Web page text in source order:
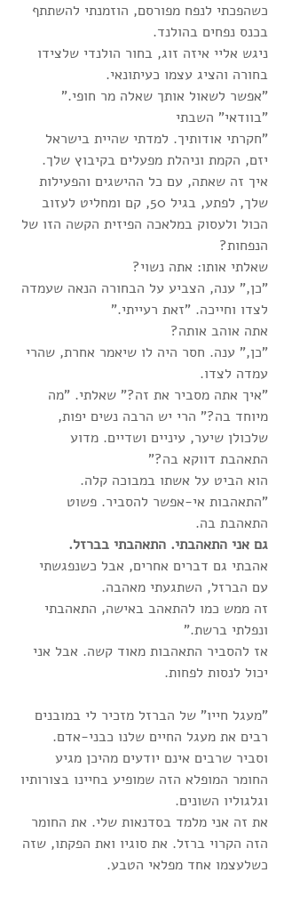
כשהפכתי לנפח מפורסם, הוזמנתי להשתתף
בכנס נפחים בהולנד.
ניגש אליי איזה זוג, בחור הולנדי שלצידו
בחורה והציג עצמו כעיתונאי.
"אפשר לשאול אותך שאלה מר חופי."
"בוודאי" השבתי
"חקרתי אודותיך. למדתי שהיית בישראל
יזם, הקמת וניהלת מפעלים בקיבוץ שלך.
איך זה שאתה, עם כל ההישגים והפעילות
שלך, לפתע, בגיל 50, קם ומחליט לעזוב
הכול ולעסוק במלאכה הפיזית הקשה הזו של
הנפחות?
שאלתי אותו: אתה נשוי?
"כן," ענה, הצביע על הבחורה הנאה שעמדה
לצדו וחייכה. "זאת רעייתי."
אתה אוהב אותה?
"כן," ענה. חסר היה לו שיאמר אחרת, שהרי
עמדה לצדו.
"איך אתה מסביר את זה?" שאלתי. "מה
מיוחד בה?" הרי יש הרבה נשים יפות,
שלכולן שיער, עיניים ושדיים. מדוע
התאהבת דווקא בה?"
הוא הביט על אשתו במבוכה קלה.
"התאהבות אי-אפשר להסביר. פשוט
התאהבת בה.
גם אני התאהבתי. התאהבתי בברזל.
אהבתי גם דברים אחרים, אבל כשנפגשתי
עם הברזל, השתגעתי מאהבה.
זה ממש כמו להתאהב באישה, התאהבתי
ונפלתי ברשת."
אז להסביר התאהבות מאוד קשה. אבל אני
יכול לנסות לפחות.
"מעגל חייו" של הברזל מזכיר לי במובנים
רבים את מעגל החיים שלנו כבני-אדם.
וסביר שרבים אינם יודעים מהיכן מגיע
החומר המופלא הזה שמופיע בחיינו בצורותיו
וגלגוליו השונים.
את זה אני מלמד בסדנאות שלי. את החומר
הזה הקרוי ברזל. את סוגיו ואת הפקתו, שזה
כשלעצמו אחד מפלאי הטבע.